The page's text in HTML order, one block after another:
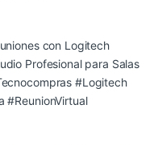
con Logitech
Profesional para Salas
#Logitech
#ReunionVirtual